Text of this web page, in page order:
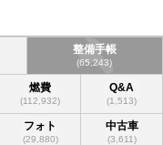
整備手帳
(65,243)
燃費
(112,932)
Q&A
(1,513)
フォト
(29,880)
中古車
(3,611)